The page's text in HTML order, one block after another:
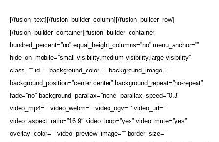
[/fusion_text][/fusion_builder_column][/fusion_builder_row]
[/fusion_builder_container][fusion_builder_container
hundred_percent=”no” equal_height_columns=”no” menu_anchor=””
hide_on_mobile=”small-visibility,medium-visibility,large-visibility”
class=”” id=”” background_color=”” background_image=””
background_position=”center center” background_repeat=”no-repeat”
fade=”no” background_parallax=”none” parallax_speed=”0.3″
video_mp4=”” video_webm=”” video_ogv=”” video_url=””
video_aspect_ratio=”16:9″ video_loop=”yes” video_mute=”yes”
overlay_color=”” video_preview_image=”” border_size=””